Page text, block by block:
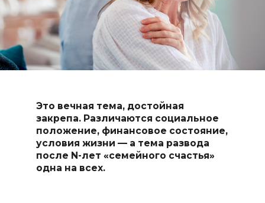
Это вечная тема, достойная
закрепа. Различаются социальное
положение, финансовое состояние,
условия жизни — а тема развода
после N-лет «семейного счастья»
одна на всех.